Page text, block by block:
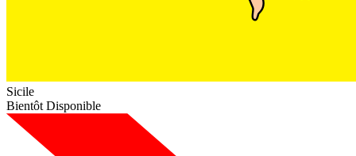
Sicile
Bientôt Disponible